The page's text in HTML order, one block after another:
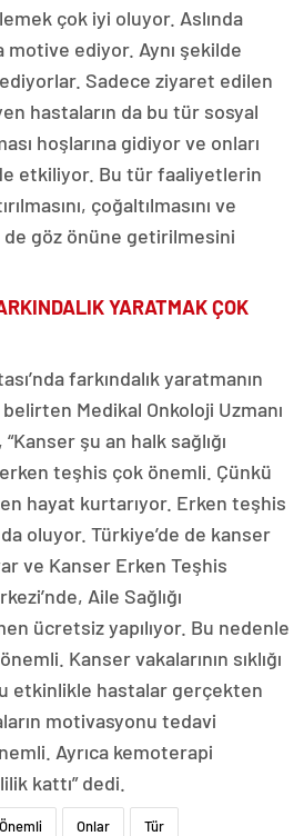
çok iyi oluyor. Aslında
motive ediyor. Aynı şekilde
Sadece ziyaret edilen
hastaların da bu tür sosyal
hoşlarına gidiyor ve onları
etkiliyor. Bu tür faaliyetlerin
çoğaltılmasını ve
de göz önüne getirilmesini
YARATMAK ÇOK
farkındalık yaratmanın
Medikal Onkoloji Uzmanı
şu an halk sağlığı
teşhis çok önemli. Çünkü
hayat kurtarıyor. Erken teşhis
oluyor. Türkiye’de de kanser
ve Kanser Erken Teşhis
Aile Sağlığı
ücretsiz yapılıyor. Bu nedenle
Kanser vakalarının sıklığı
etkinlikle hastalar gerçekten
motivasyonu tedavi
Ayrıca kemoterapi
kattı” dedi.
Önemli Onlar Tür